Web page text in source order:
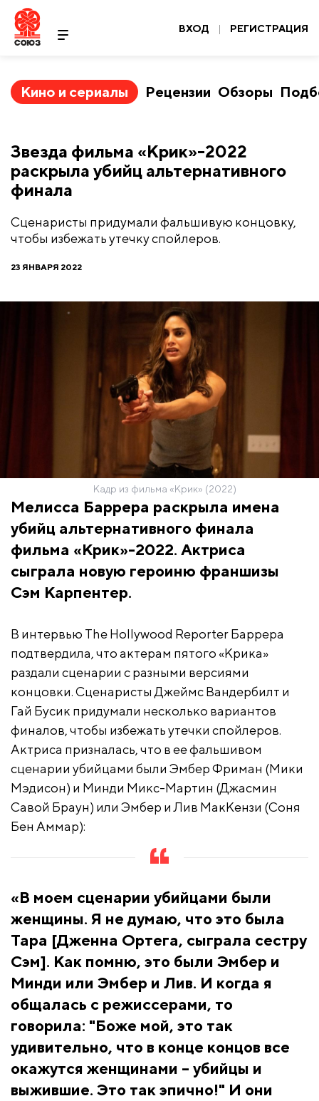
ВХОД | РЕГИСТРАЦИЯ
Кино и сериалы Рецензии Обзоры
Звезда фильма «Крик»-2022
раскрыла убийц альтернативного
финала
Сценаристы придумали фальшивую концовку,
чтобы избежать утечку спойлеров.
23 ЯНВАРЯ 2022
Кадр из фильма «Крик» (2022)
Мелисса Баррера раскрыла имена
убийц альтернативного финала
фильма «Крик»-2022. Актриса
сыграла новую героиню франшизы
Сэм Карпентер.
В интервью The Hollywood Reporter Баррера
подтвердила, что актерам пятого «Крика»
раздали сценарии с разными версиями
концовки. Сценаристы Джеймс Вандербилт и
Гай Бусик придумали несколько вариантов
финалов, чтобы избежать утечки спойлеров.
Актриса призналась, что в ее фальшивом
сценарии убийцами были Эмбер Фриман (Мики
Мэдисон) и Минди Микс-Мартин (Джасмин
Савой Браун) или Эмбер и Лив МакКензи (Соня
Бен Аммар):
«В моем сценарии убийцами были
женщины. Я не думаю, что это была
Тара [Дженна Ортега, сыграла сестру
Сэм]. Как помню, это были Эмбер и
Минди или Эмбер и Лив. И когда я
общалась с режиссерами, то
говорила: "Боже мой, это так
удивительно, что в конце концов все
окажутся женщинами – убийцы и
выжившие. Это так эпично!" И они